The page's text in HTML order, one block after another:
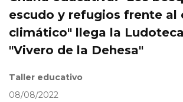
escudo y refugios frente al
climático" llega la
"Vivero de la Dehesa"
Taller educativo
08/08/2022